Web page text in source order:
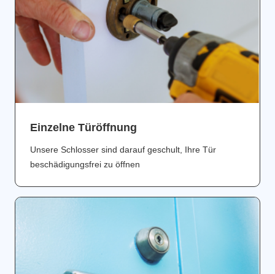
Einzelne Türöffnung
Unsere Schlosser sind darauf geschult, Ihre Tür
beschädigungsfrei zu öffnen